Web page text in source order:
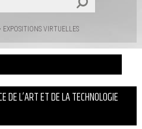
VIRTUELLES
DE L’ART ET DE LA TECHNOLOGIE